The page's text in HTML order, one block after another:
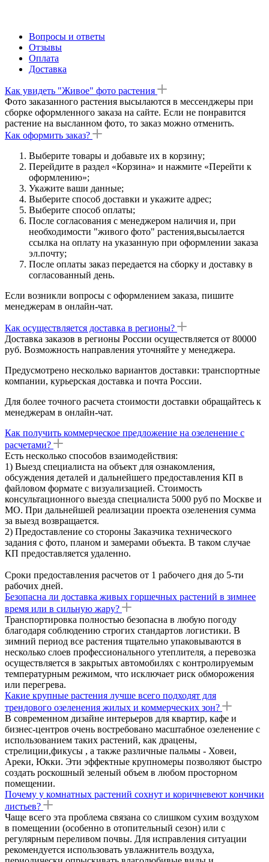
Вопросы и ответы
Отзывы
Оплата
Доставка
Как увидеть "Живое" фото растения
Фото заказанного растения высылаются в мессенджеры при
сборке оформленного заказа на сайте. Если не понравится
растение на высланном фото, то заказ можно отменить.
Как оформить заказ?
Выберите товары и добавьте их в корзину;
Перейдите в раздел «Корзина» и нажмите «Перейти к
оформлению»;
Укажите ваши данные;
Выберите способ доставки и укажите адрес;
Выберите способ оплаты;
После согласования с менеджером наличия и, при
необходимости "живого фото" растения,высылается
ссылка на оплату на указанную при оформлении заказа
эл.почту;
После оплаты заказ передается на сборку и доставку в
согласованный день.
Если возникли вопросы с оформлением заказа, пишите
менеджерам в онлайн-чат.
Как осуществляется доставка в регионы?
Доставка заказов в регионы России осуществляется от 80000
руб. Возможность направления уточняйте у менеджера.
Предусмотрено несколько вариантов доставки: транспортные
компании, курьерская доставка и почта России.
Для более точного расчета стоимости доставки обращайтесь к
менеджерам в онлайн-чат.
Как получить коммерческое предложение на озеленение с
расчетами?
Есть несколько способов взаимодействия:
1) Выезд специалиста на объект для ознакомления,
обсуждения деталей и дальнейшего предоставления КП в
файловом формате с визуализацией. Стоимость
консультационного выезда специалиста 5000 руб по Москве и
МО. При дальнейшей реализации проекта озеленения сумма
за выезд возвращается.
2) Предоставление со стороны Заказчика технического
задания с фото, планом и замерами объекта. В таком случае
КП предоставляется удаленно.
Сроки предоставления расчетов от 1 рабочего дня до 5-ти
рабочих дней.
Безопасна ли доставка живых горшечных растений в зимнее
время или в сильную жару?
Транспортировка полностью безопасна в любую погоду
благодаря соблюдению строгих стандартов логистики. В
зимний период все растения тщательно упаковываются в
несколько слоев профессионального утеплителя, а перевозка
осуществляется в закрытых автомобилях с контролируемым
температурным режимом, что исключает риск обморожения
или перегрева.
Какие крупные растения лучше всего подходят для
трендового озеленения жилых и коммерческих зон?
В современном дизайне интерьеров для квартир, кафе и
бизнес-центров очень востребовано масштабное озеленение с
использованием таких растений, как драцены,
стрелиции,фикусы , а также различные пальмы - Ховеи,
Ареки, Юкки. Эти эффектные крупномеры позволяют быстро
создать роскошный зеленый объем в любом просторном
помещении.
Почему у комнатных растений сохнут и коричневеют кончики
листьев?
Чаще всего эта проблема связана со слишком сухим воздухом
в помещении (особенно в отопительный сезон) или с
регулярным переливом почвы. Для исправления ситуации
рекомендуется использовать увлажнитель воздуха,